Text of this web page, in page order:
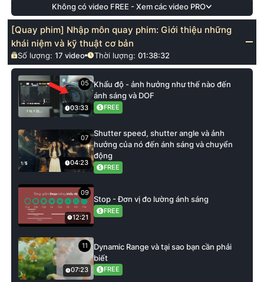
Không có video FREE - Xem các video PRO
[Quay phim] Nhập môn quay phim: Giới thiệu những
khái niệm và kỹ thuật cơ bản
Số lượng:17 video Thời lượng: 01:38:32
05
03:33
Khẩu độ - ảnh hưởng như thế nào đến
ánh sáng và DOF
FREE
07
04:23
Shutter speed, shutter angle và ảnh
hưởng của nó đến ánh sáng và chuyển
động
FREE
09
12:21
Stop - Đơn vị đo lường ánh sáng
FREE
11
07:23
Dynamic Range và tại sao bạn cần phải
biết
FREE